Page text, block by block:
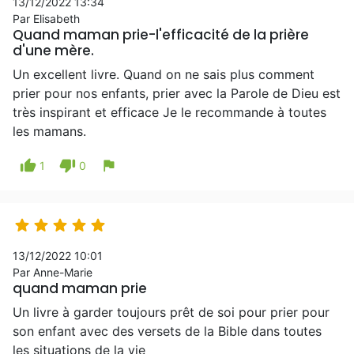
Par Elisabeth
Quand maman prie-l'efficacité de la prière
d'une mère.
Un excellent livre. Quand on ne sais plus comment
prier pour nos enfants, prier avec la Parole de Dieu est
très inspirant et efficace Je le recommande à toutes
les mamans.
thumb_up 1 thumb_down 0 flag
    
13/12/2022 10:01
Par Anne-Marie
quand maman prie
Un livre à garder toujours prêt de soi pour prier pour
son enfant avec des versets de la Bible dans toutes
les situations de la vie